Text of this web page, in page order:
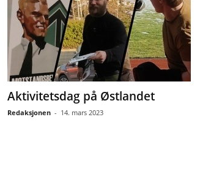
Aktivitetsdag på Østlandet
Redaksjonen - 14. mars 2023